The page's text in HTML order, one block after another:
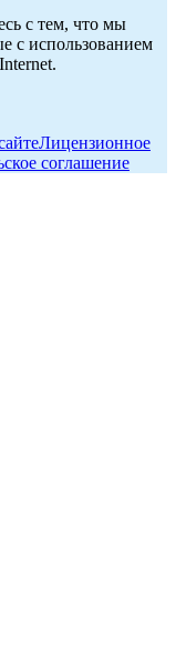
с тем, что мы
с использованием
Лицензионное
соглашение